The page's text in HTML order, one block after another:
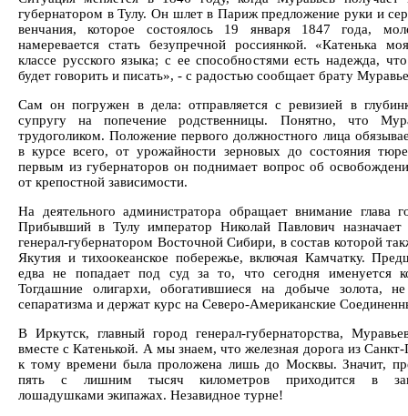
губернатором в Тулу. Он шлет в Париж предложение руки и
венчания, которое состоялось 19 января 1847 года,
намеревается стать безупречной россиянкой. «Катенька
классе русского языка; с ее способностями есть надежда,
будет говорить и писать», - с радостью сообщает брату
Сам он погружен в дела: отправляется с ревизией в
супругу на попечение родственницы. Понятно, что
трудоголиком. Положение первого должностного лица
в курсе всего, от урожайности зерновых до состояния
первым из губернаторов он поднимает вопрос об
от крепостной зависимости.
На деятельного администратора обращает внимание глава
Прибывший в Тулу император Николай Павлович назначает
генерал-губернатором Восточной Сибири, в состав которой
Якутия и тихоокеанское побережье, включая Камчатку.
едва не попадает под суд за то, что сегодня именуется
Тогдашние олигархи, обогатившиеся на добыче золота,
сепаратизма и держат курс на Северо-Американские
В Иркутск, главный город генерал-губернаторства,
вместе с Катенькой. А мы знаем, что железная дорога из Санкт-
к тому времени была проложена лишь до Москвы. Значит,
пять с лишним тысяч километров приходится в
лошадушками экипажах. Незавидное турне!